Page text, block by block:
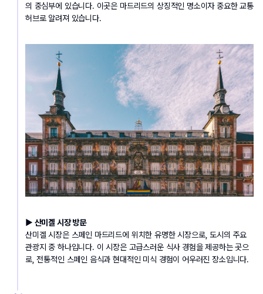
의 중심부에 있습니다. 이곳은 마드리드의 상징적인 명소이자 중요한 교통
허브로 알려져 있습니다.
▶ 산미겔 시장 방문
산미겔 시장은 스페인 마드리드에 위치한 유명한 시장으로, 도시의 주요
관광지 중 하나입니다. 이 시장은 고급스러운 식사 경험을 제공하는 곳으
로, 전통적인 스페인 음식과 현대적인 미식 경험이 어우러진 장소입니다.